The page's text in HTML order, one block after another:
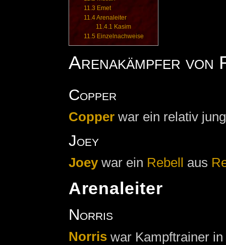
11.3 Emet
11.4Arenaleiter
11.4.1 Kasim
11.5 Einzelnachweise
Arenakämpfer von
Copper
Copperwar ein relativ
Joey
Joeywar ein Rebell aus
Arenaleiter
Norris
Norriswar Kampftrainer in